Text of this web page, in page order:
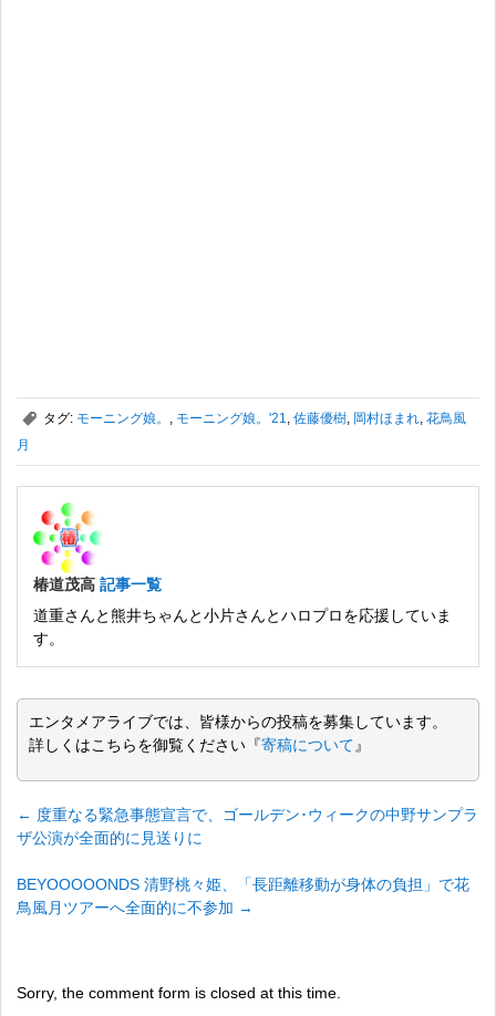
, タグ: モーニング娘。 , モーニング娘。'21, 佐藤優樹, 岡村ほまれ, 花鳥風
月
椿道茂高 記事一覧
道重さんと熊井ちゃんと小片さんとハロプロを応援していま
す。
エンタメアライブでは、皆様からの投稿を募集しています。
詳しくはこちらを御覧ください『寄稿について』
← 度重なる緊急事態宣言で、ゴールデン･ウィークの中野サンプラ
ザ公演が全面的に見送りに
BEYOOOOONDS 清野桃々姫、「長距離移動が身体の負担」で花
鳥風月ツアーへ全面的に不参加 →
Sorry, the comment form is closed at this time.